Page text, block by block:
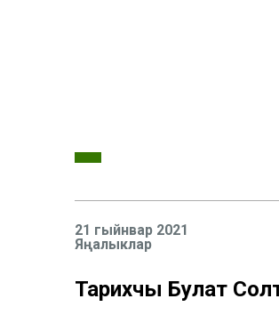
21 гыйнвар 2021
Яңалыклар
Тарихчы Булат